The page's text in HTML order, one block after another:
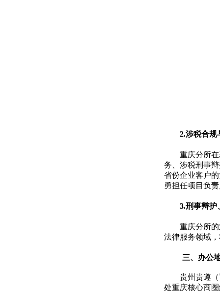
2.涉税合规
重庆分所
务、涉税刑事
省份企业客户
勇担任项目负
3.刑事辩护
重庆分所
法律服务领域
三、办公
贵州贵遵
处重庆核心商